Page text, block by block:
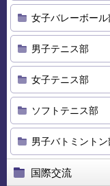
女子バレーボール
男子テニス部
女子テニス部
ソフトテニス部
男子バトミントン
国際交流